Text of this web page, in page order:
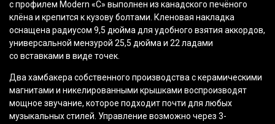
с профилем Modern «С» выполнен из канадского печёного
клёна и крепится к кузову болтами. Кленовая накладка
оснащена радиусом 9,5 дюйма для удобного взятия аккордов,
универсальной мензурой 25,5 дюйма и 22 ладами
со вставками в виде точек.
Два хамбакера собственного производства с керамическими
магнитами и никелированными крышками воспроизводят
мощное звучание, которое подходит почти для любых
музыкальных стилей. Управление возможно через 3-